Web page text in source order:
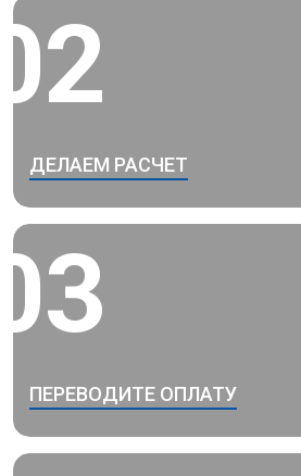
ДЕЛАЕМ РАСЧЕТ
ПЕРЕВОДИТЕ ОПЛАТУ